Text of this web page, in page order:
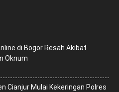
di Bogor Resah Akibat
Oknum
Cianjur Mulai Kekeringan Polres